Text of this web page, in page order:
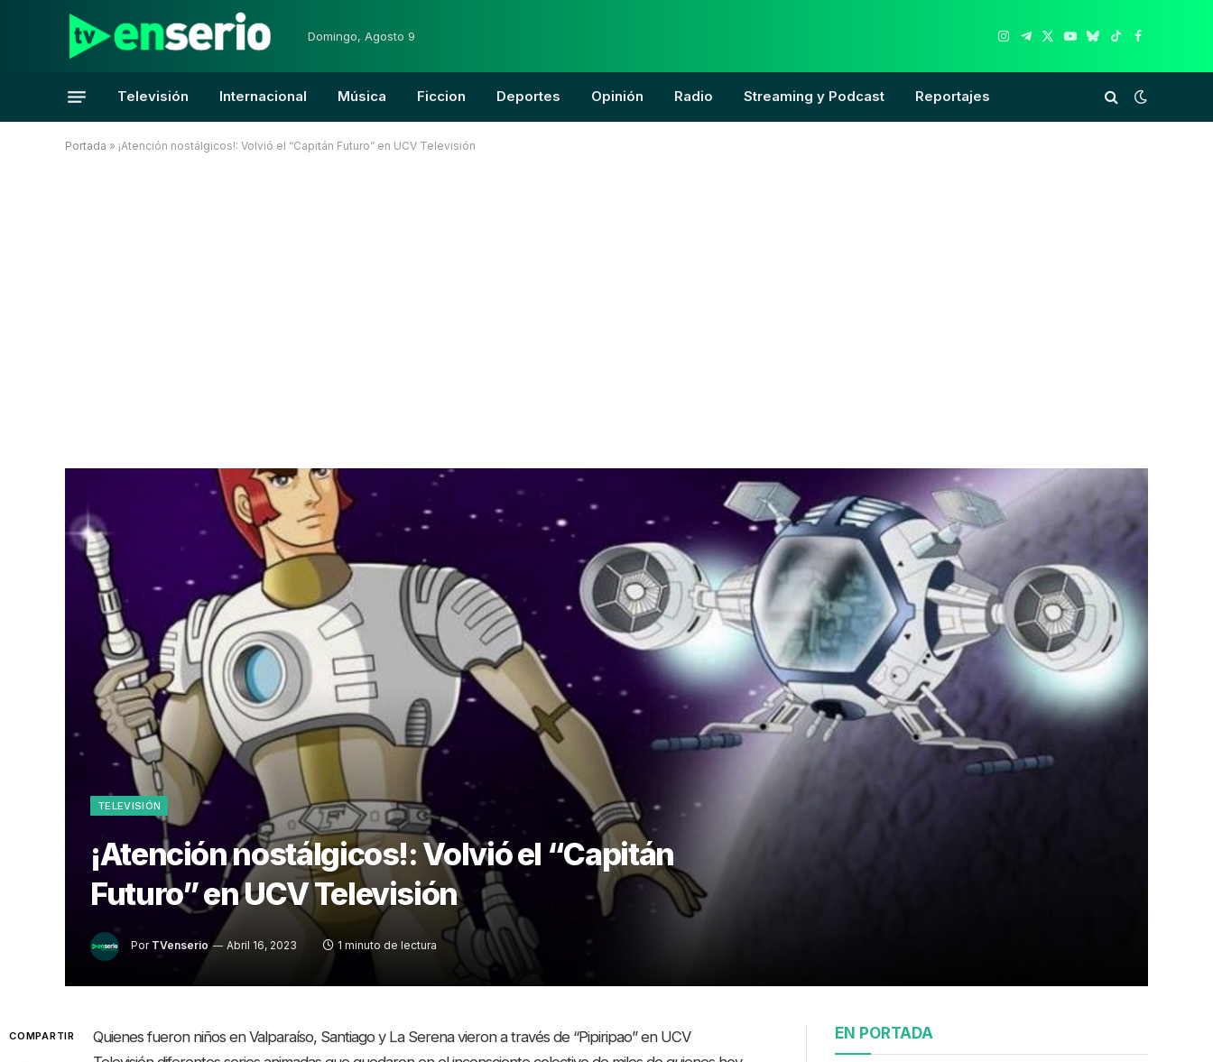
Domingo, Agosto 9
Instagram
Telegram
X
YouTube
Bluesky
TikTokFacebook
Televisión Internacional Música Ficcion Deportes Opinión Radio Streaming y Podcast Reportajes
Portada » ¡Atención nostálgicos!: Volvió el “Capitán Futuro” en UCV Televisión
TELEVISIÓN
¡Atención nostálgicos!: Volvió el “Capitán
Futuro” en UCV Televisión
Por TVenserio Abril 16, 2023 1 minuto de lectura
COMPARTIR
Quienes fueron niños en Valparaíso, Santiago y La Serena vieron a través de “Pipiripao” en UCV
EN PORTADA